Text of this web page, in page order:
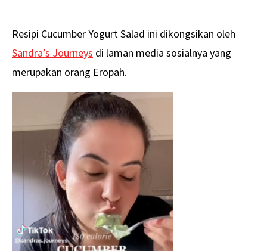
Resipi Cucumber Yogurt Salad ini dikongsikan oleh
Sandra’s Journeys di laman media sosialnya yang
merupakan orang Eropah.